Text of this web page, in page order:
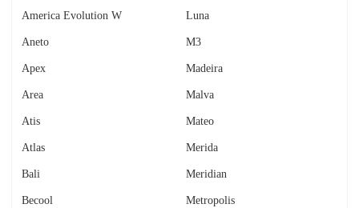
America Evolution W
Aneto
Apex
Area
Atis
Atlas
Bali
Becool
Luna
M3
Madeira
Malva
Mateo
Merida
Meridian
Metropolis